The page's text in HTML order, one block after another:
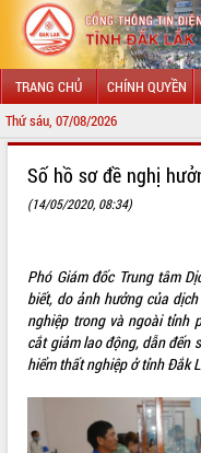
TRANG CHỦ CHÍNH QUYỀN
Thứ sáu, 07/08/2026
LÃNH ĐẠO UBND TỈNH
SỞ, BAN, NGÀNH
UBND CÁC XÃ, PHƯỜNG
HỆ THỐNG VĂN BẢN
Số hồ sơ đề nghị
(14/05/2020, 08:34)
Phó Giám đốc Trung tâm
biết, do ảnh hưởng của
nghiệp trong và ngoài tỉnh
cắt giảm lao động, dẫn đến
hiểm thất nghiệp ở tỉnh Đắk